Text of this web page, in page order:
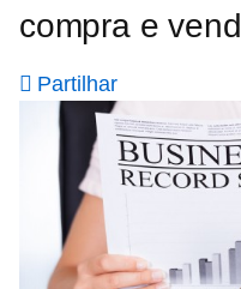
compra e
Partilhar